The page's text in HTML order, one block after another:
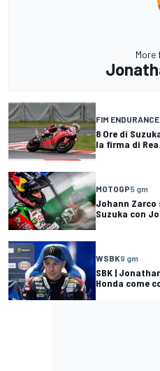
More
FIM ENDURANCE
8 Ore di
la firma di
MOTOGP5 gm
Johann Zarco
Suzuka con
WSBK9 gm
SBK |
Honda come